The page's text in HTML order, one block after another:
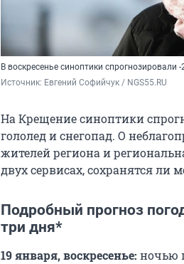
В воскресенье синоптики спрогнозировали -
Источник: Евгений Софийчук / NGS55.RU
На Крещение синоптики
гололед и снегопад. О
жителей региона и
двух сервисах, сохранятся
Подробный прогноз
три дня*
19 января, воскресенье: ночью